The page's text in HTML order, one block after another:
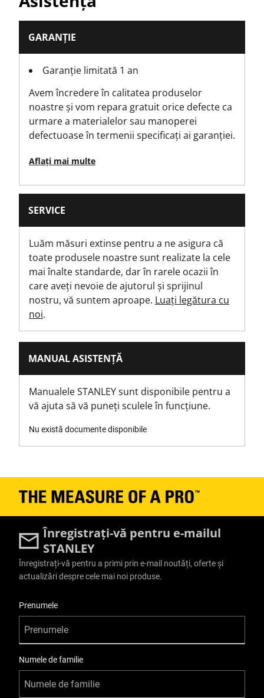
Number Of Pieces
Înălțime produs [mm]
150
Lungime produs [mm]
50
390
Standarde/norme
MID 2014/32/EU
Tip ruletă
Tip produs rulete
Material batiu
GARANȚIE
Garanție limitată 1 an
Avem încredere în calitatea produselor
noastre și vom repara gratuit orice defecte ca
urmare a materialelor sau manoperei
defectuoase în termenii specificați ai garanției.
Aflați mai multe
SERVICE
Luăm măsuri extinse pentru a ne asigura că
toate produsele noastre sunt realizate la cele
mai înalte standarde, dar în rarele ocazii în
care aveți nevoie de ajutorul și sprijinul
nostru, vă suntem aproape. Luați legătura cu
noi.
MANUAL ASISTENȚĂ
Manualele STANLEY sunt disponibile pentru a
vă ajuta să vă puneți sculele în funcțiune.
Nu există documente disponibile
Înregistrați-vă pentru e-mailul
STANLEY
Înregistrați-vă pentru a primi prin e-mail noutăți, oferte și
actualizări despre cele mai noi produse.
Prenumele
Numele de familie